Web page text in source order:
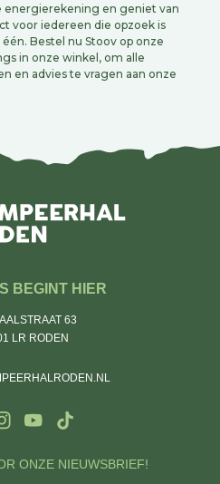
energierekening en geniet van
voor iedereen die opzoek is
één. Bestel nu Stoov op onze
in onze winkel, om alle
en advies te vragen aan onze
ONZE NIEUWSBRIEF!
BEGINT HIER
63
LR RODEN